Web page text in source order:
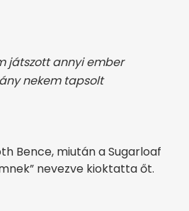
játszott annyi ember
nekem tapsolt
Bence, miután a Sugarloaf
nevezve kioktatta őt.